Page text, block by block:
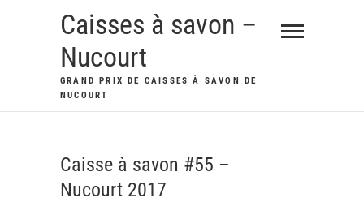
Caisses à savon –
Nucourt
GRAND PRIX DE CAISSES À SAVON DE
NUCOURT
Caisse à savon #55 –
Nucourt 2017